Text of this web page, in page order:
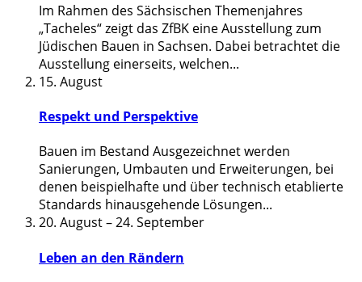
Im Rahmen des Sächsischen Themenjahres
„Tacheles“ zeigt das ZfBK eine Ausstellung zum
Jüdischen Bauen in Sachsen. Dabei betrachtet die
Ausstellung einerseits, welchen...
15. August
Respekt und Perspektive
Bauen im Bestand Ausgezeichnet werden
Sanierungen, Umbauten und Erweiterungen, bei
denen beispielhafte und über technisch etablierte
Standards hinausgehende Lösungen...
20. August–24. September
Leben an den Rändern